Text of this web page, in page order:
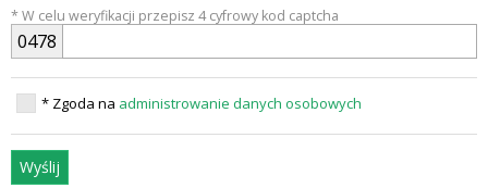
* W celu weryfikacji przepisz 4 cyfrowy kod captcha
0478
* Zgoda na administrowanie danych osobowych
Wyślij